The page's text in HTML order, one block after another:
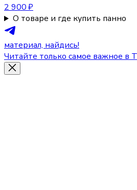
2 900 ₽
О товаре и где купить панно
материал, найдись!
Читайте только самое важное в